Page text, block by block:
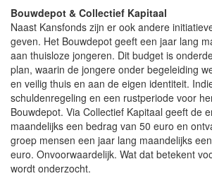
Bouwdepot & Collectief Kapitaal
Naast Kansfonds zijn er ook andere
geven. Het Bouwdepot geeft een jaar lang
aan thuisloze jongeren. Dit budget is
plan, waarin de jongere onder begeleiding
en veilig thuis en aan de eigen identiteit.
schuldenregeling en een rustperiode voor
Bouwdepot. Via Collectief Kapitaal geeft de
maandelijks een bedrag van 50 euro en
groep mensen een jaar lang maandelijks
euro. Onvoorwaardelijk. Wat dat betekent
wordt onderzocht.